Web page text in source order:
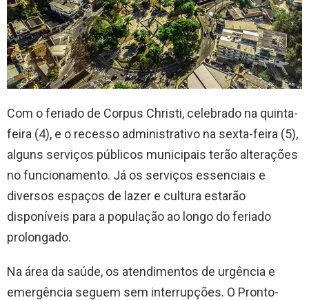
Com o feriado de Corpus Christi, celebrado na quinta-
feira (4), e o recesso administrativo na sexta-feira (5),
alguns serviços públicos municipais terão alterações
no funcionamento. Já os serviços essenciais e
diversos espaços de lazer e cultura estarão
disponíveis para a população ao longo do feriado
prolongado.
Na área da saúde, os atendimentos de urgência e
emergência seguem sem interrupções. O Pronto-